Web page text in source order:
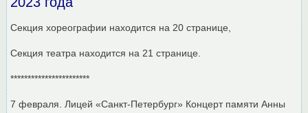
Секция хореографии находится на 20 странице,
Секция театра находится на 21 странице.
***********************
7 февраля. Лицей «Санкт-Петербург» Концерт памяти Анны